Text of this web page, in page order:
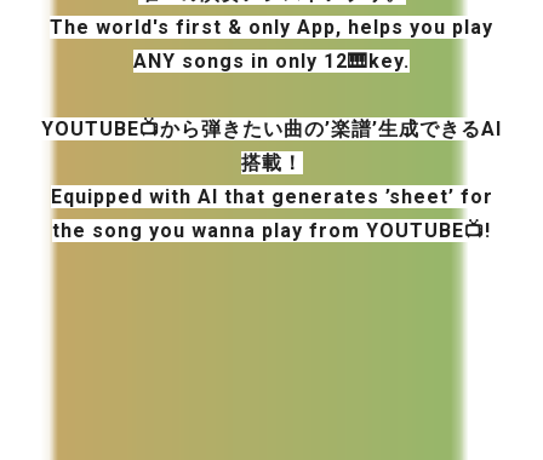
The world's first & only App, helps you play
ANY songs in only 12🎹key.
YOUTUBE📺から弾きたい曲の’楽譜’生成できるAI
搭載！
Equipped with AI that generates ’sheet’ for
the song you wanna play from YOUTUBE📺!